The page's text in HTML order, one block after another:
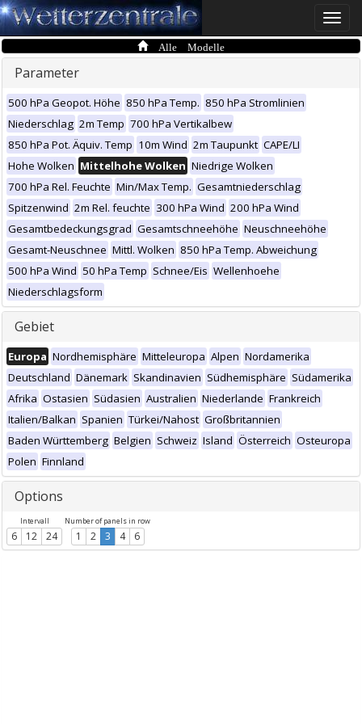
Toggle
Alle Modelle
Parameter
500 hPa Geopot. Höhe 850 hPa Temp. 850 hPa Stromlinien
Niederschlag 2m Temp 700 hPa Vertikalbew
850 hPa Pot. Äquiv. Temp 10m Wind 2m Taupunkt CAPE/LI
Hohe Wolken Mittelhohe Wolken Niedrige Wolken
700 hPa Rel. Feuchte Min/Max Temp. Gesamtniederschlag
Spitzenwind 2m Rel. feuchte 300 hPa Wind 200 hPa Wind
Gesamtbedeckungsgrad Gesamtschneehöhe Neuschneehöhe
Gesamt-Neuschnee Mittl. Wolken 850 hPa Temp. Abweichung
500 hPa Wind 50 hPa Temp Schnee/Eis Wellenhoehe
Niederschlagsform
Gebiet
Europa Nordhemisphäre Mitteleuropa Alpen Nordamerika
Deutschland Dänemark Skandinavien Südhemisphäre Südamerika
Afrika Ostasien Südasien Australien Niederlande Frankreich
Italien/Balkan Spanien Türkei/Nahost Großbritannien
Baden Württemberg Belgien Schweiz Island Österreich Osteuropa
Polen Finnland
Options
Intervall
6 12 24
Number of panels in row
1 2 3 4 6